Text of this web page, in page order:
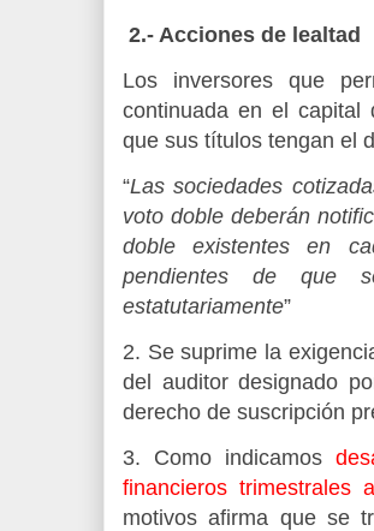
2.- Acciones de lealtad
Los inversores que
continuada en el capital
que sus títulos tengan el
“Las sociedades
voto doble deberán
doble existentes en
pendientes de que
estatutariamente”
2. Se suprime la
del auditor designado
derecho de suscripción
3. Como indicamos
financieros trimestrales
motivos afirma que se